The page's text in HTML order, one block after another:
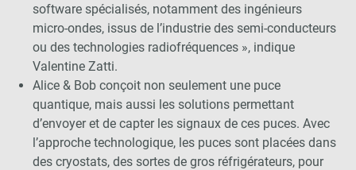
software spécialisés, notamment des ingénieurs
micro-ondes, issus de l’industrie des semi-conducteurs
ou des technologies radiofréquences », indique
Valentine Zatti.
Alice & Bob conçoit non seulement une puce
quantique, mais aussi les solutions permettant
d’envoyer et de capter les signaux de ces puces. Avec
l’approche technologique, les puces sont placées dans
des cryostats, des sortes de gros réfrigérateurs, pour